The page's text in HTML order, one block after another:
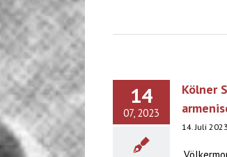
14
07, 2023
Kölner
14. Juli 2023